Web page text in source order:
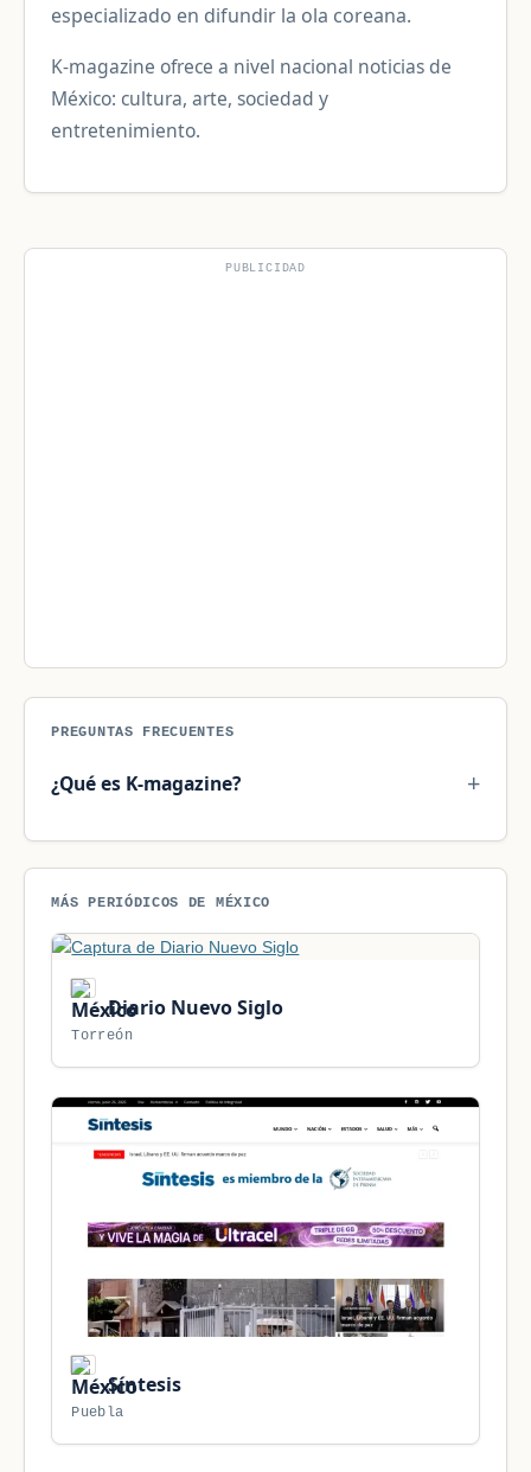
especializado en difundir la ola coreana.
K-magazine ofrece a nivel nacional noticias de
México: cultura, arte, sociedad y
entretenimiento.
PUBLICIDAD
PREGUNTAS FRECUENTES
¿Qué es K-magazine?
MÁS PERIÓDICOS DE MÉXICO
Diario Nuevo Siglo
Torreón
Síntesis
Puebla